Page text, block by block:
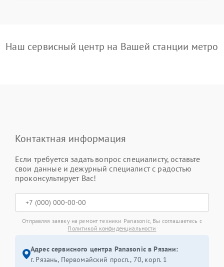
Наш сервисный центр на Вашей станции метро
Контактная информация
Если требуется задать вопрос специалисту, оставьте
свои данные и дежурный специалист с радостью
проконсультирует Вас!
Отправляя заявку на ремонт техники Panasonic, Вы соглашаетесь с
Политикой конфиденциальности
Адрес сервисного центра Panasonic в Рязани:
г. Рязань, Первомайский просп., 70, корп. 1